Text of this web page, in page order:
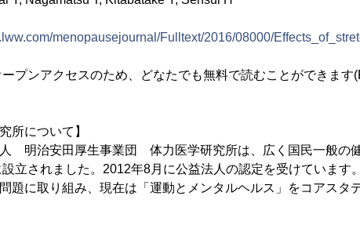
menopausejournal/Fulltext/2016/08000/
プンアクセスのため、どなたでも無料で読むことができます
所について】
明治安田厚生事業団 体力医学研究所は、広く国民一般の
設立されました。2012年8月に公益法人の認定を受けています
題に取り組み、現在は「運動とメンタルヘルス」をコアスタ